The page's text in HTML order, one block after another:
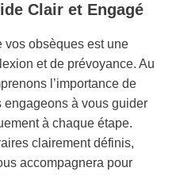
Clair et Engagé
vos obsèques est une
et de prévoyance. Au
l’importance de
à vous guider
à chaque étape.
clairement définis,
accompagnera pour